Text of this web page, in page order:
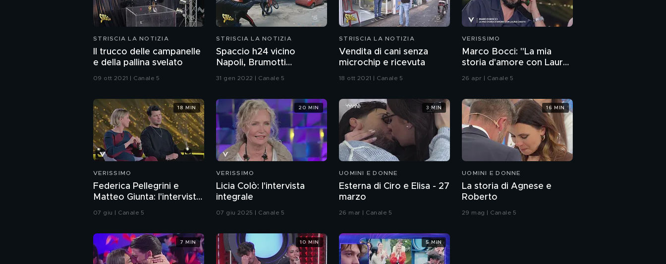
STRISCIA LA NOTIZIA
Il trucco delle campanelle
e della pallina svelato
09 ott 2021 | Canale 5
STRISCIA LA NOTIZIA
Spaccio h24 vicino
Napoli, Brumotti
aggredito
31 gen 2022 | Canale 5
STRISCIA LA NOTIZIA
Vendita di cani senza
microchip e ricevuta
18 ott 2021 | Canale 5
VERISSIMO
Marco Bocci: "La mia
storia d'amore con Laura
Chiatti"
26 apr | Canale 5
VERISSIMO
Federica Pellegrini e
Matteo Giunta: l'intervista
integrale
07 giu | Canale 5
18 MIN
VERISSIMO
Licia Colò: l'intervista
integrale
07 giu 2025 | Canale 5
20 MIN
UOMINI E DONNE
Esterna di Ciro e Elisa - 27
marzo
26 mar | Canale 5
3 MIN
UOMINI E DONNE
La storia di Agnese e
Roberto
29 mag | Canale 5
16 MIN
7 MIN 10 MIN 5 MIN